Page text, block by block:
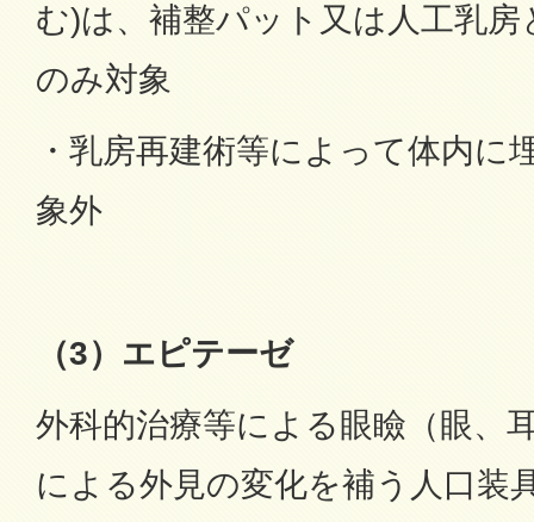
む)は、補整パット又は人工乳
のみ対象
・乳房再建術等によって体内に
象外
（3）エピテーゼ
外科的治療等による眼瞼（眼、
による外見の変化を補う人口装